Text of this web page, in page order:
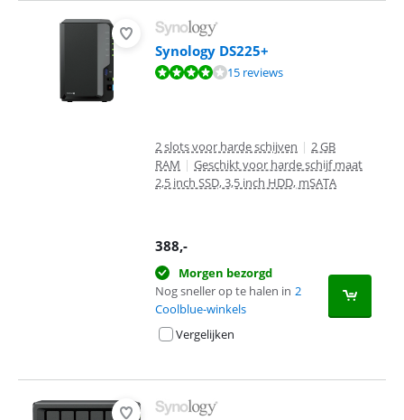
Synology DS225+
Beoordeling is 8,3 van de 10, gebaseerd op 15 reviews.
15 reviews
2 slots voor harde schijven | 2 GB
RAM | Geschikt voor harde schijf maat
2,5 inch SSD, 3,5 inch HDD, mSATA
388,-
Morgen bezorgd
Nog sneller op te halen in 2
Coolblue-winkels
Vergelijken